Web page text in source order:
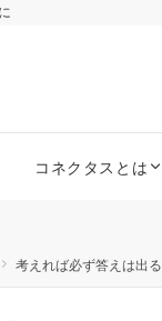
コネクタスとは
考えれば必ず答えは出る